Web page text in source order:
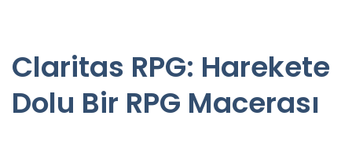
Claritas RPG: Harekete
Dolu Bir RPG Macerası